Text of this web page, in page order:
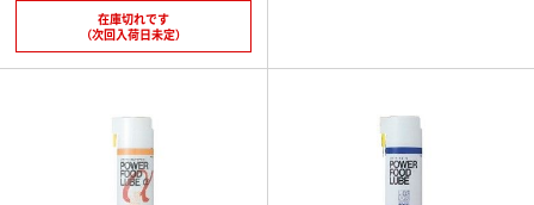
在庫切れです
（次回入荷日未定）